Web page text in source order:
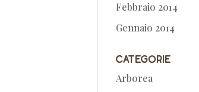
Febbraio 2014
Gennaio 2014
Categorie
Arborea